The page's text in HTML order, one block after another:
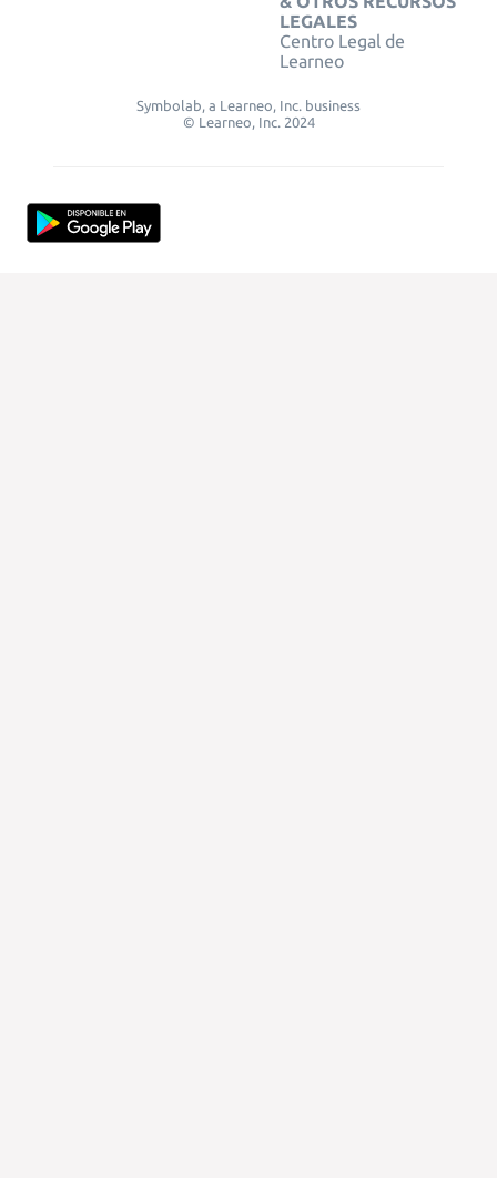
LEGALES
Centro Legal de
Learneo
Symbolab, a Learneo, Inc. business
© Learneo, Inc. 2024